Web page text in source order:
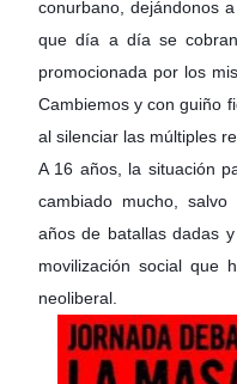
conurbano, dejándonos
que día a día se
promocionada por los
Cambiemos y con guiño
al silenciar las múltiples
A 16 años, la situación
cambiado mucho,
años de batallas dadas
movilización social que
neoliberal.